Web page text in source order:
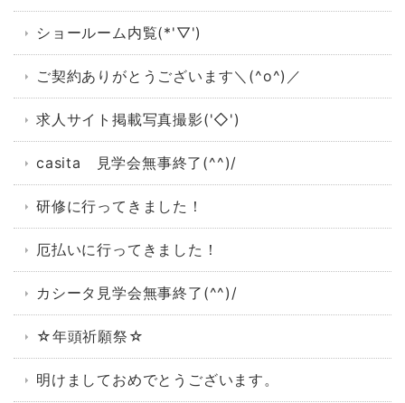
ショールーム内覧(*'▽')
ご契約ありがとうございます＼(^o^)／
求人サイト掲載写真撮影('◇')ゞ
casita 見学会無事終了(^^)/
研修に行ってきました！
厄払いに行ってきました！
カシータ見学会無事終了(^^)/
☆年頭祈願祭☆
明けましておめでとうございます。